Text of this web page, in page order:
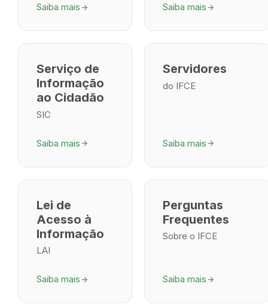
Saiba mais arrow_forward Saiba mais arrow_forward
Serviço de
Informação
ao Cidadão
SIC
Saiba mais arrow_forward
Servidores
do IFCE
Saiba mais arrow_forward
Lei de
Acesso à
Informação
LAI
Saiba mais arrow_forward
Perguntas
Frequentes
Sobre o IFCE
Saiba mais arrow_forward